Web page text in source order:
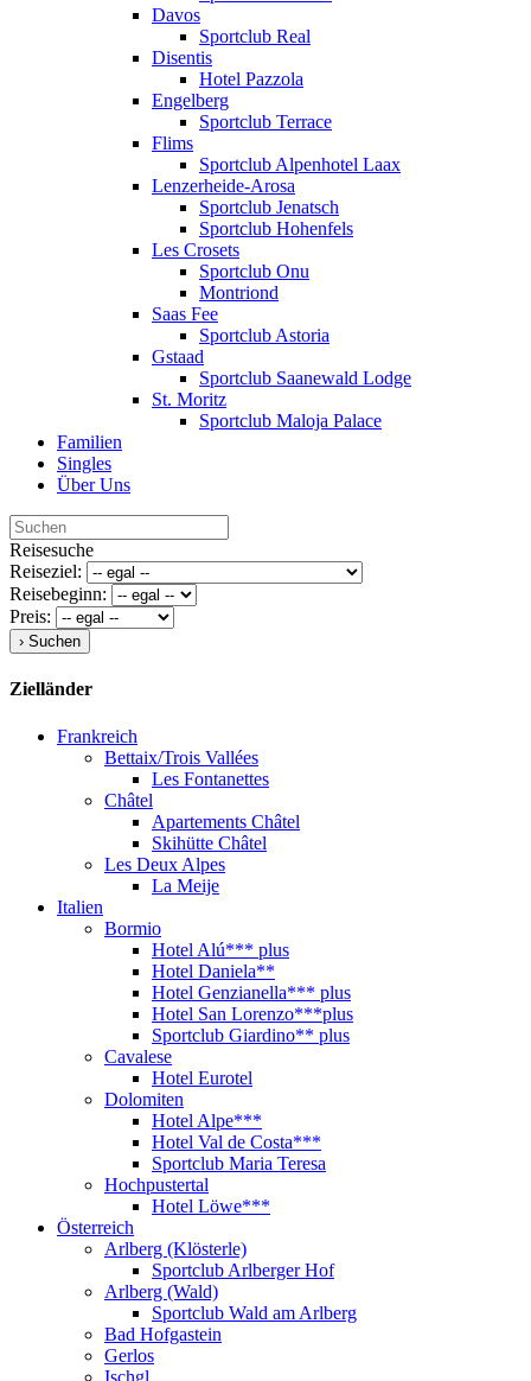
Davos
Sportclub Real
Disentis
Hotel Pazzola
Engelberg
Sportclub Terrace
Flims
Sportclub Alpenhotel Laax
Lenzerheide-Arosa
Sportclub Jenatsch
Sportclub Hohenfels
Les Crosets
Sportclub Onu
Montriond
Saas Fee
Sportclub Astoria
Gstaad
Sportclub Saanewald Lodge
St. Moritz
Sportclub Maloja Palace
Familien
Singles
Über Uns
Reisesuche
Reiseziel:
Reisebeginn:
Preis:
Zielländer
Frankreich
Bettaix/Trois Vallées
Les Fontanettes
Châtel
Apartements Châtel
Skihütte Châtel
Les Deux Alpes
La Meije
Italien
Bormio
Hotel Alú*** plus
Hotel Daniela**
Hotel Genzianella*** plus
Hotel San Lorenzo***plus
Sportclub Giardino** plus
Cavalese
Hotel Eurotel
Dolomiten
Hotel Alpe***
Hotel Val de Costa***
Sportclub Maria Teresa
Hochpustertal
Hotel Löwe***
Österreich
Arlberg (Klösterle)
Sportclub Arlberger Hof
Arlberg (Wald)
Sportclub Wald am Arlberg
Bad Hofgastein
Gerlos
Ischgl